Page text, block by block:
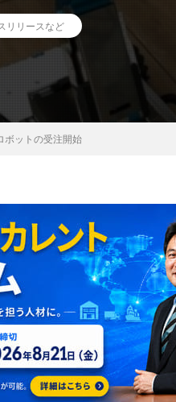
リリースなど
ボットの受注開始